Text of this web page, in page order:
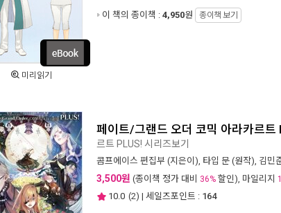
미리읽기
이 책의 종이책 : 4,950원 종이책 보기
페이트/그랜드 오더 코믹 아라카르트
르트 PLUS! 시리즈보기
콤프에이스 편집부 (지은이), 타입 문 (원작), 김민
3,500원 (종이책 정가 대비 36% 할인), 마일리지
10.0 (2) | 세일즈포인트 : 164